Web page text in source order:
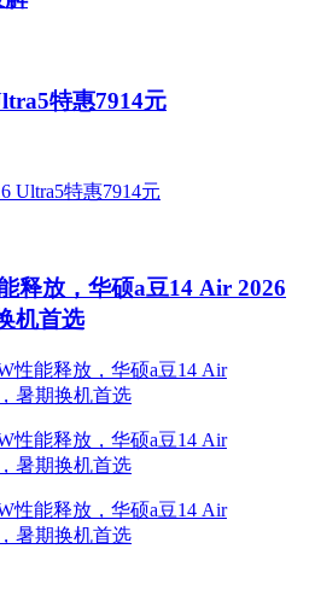
特惠7914元
释放，华硕a豆14 Air 2026
机首选